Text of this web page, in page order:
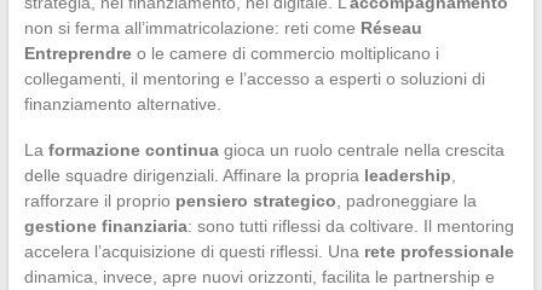
non si ferma all’immatricolazione: reti come Réseau
Entreprendreo le camere di commercio moltiplicano i
collegamenti, il mentoring e l’accesso a esperti o soluzioni di
finanziamento alternative.
La formazione continuagioca un ruolo centrale nella crescita
delle squadre dirigenziali. Affinare la propria leadership
rafforzare il proprio pensiero strategico , padroneggiare la
gestione finanziaria: sono tutti riflessi da coltivare. Il mentoring
accelera l’acquisizione di questi riflessi. Una rete professionale
dinamica, invece, apre nuovi orizzonti, facilita le partnership e